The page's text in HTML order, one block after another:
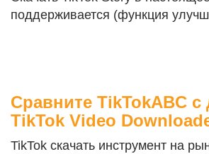
поддерживается (функция
Сравните TikTokABC с
TikTok Video
TikTok скачать инструмент на